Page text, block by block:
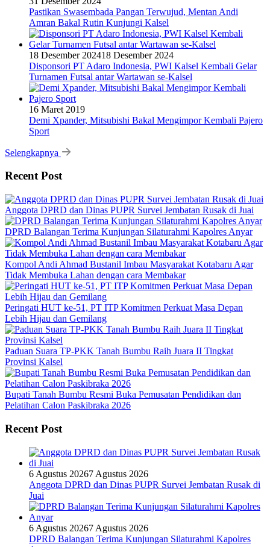
Pastikan Swasembada Pangan Terwujud, Mentan Andi
Amran Bakal Rutin Kunjungi Kalsel
18 Desember 202418 Desember 2024
Disponsori PT Adaro Indonesia, PWI Kalsel Kembali Gelar
Turnamen Futsal antar Wartawan se-Kalsel
16 Maret 2019
Demi Xpander, Mitsubishi Bakal Mengimpor Kembali Pajero
Sport
Selengkapnya
Recent Post
Anggota DPRD dan Dinas PUPR Survei Jembatan Rusak di Juai
DPRD Balangan Terima Kunjungan Silaturahmi Kapolres Anyar
Kompol Andi Ahmad Bustanil Imbau Masyarakat Kotabaru Agar
Tidak Membuka Lahan dengan cara Membakar
Peringati HUT ke-51, PT ITP Komitmen Perkuat Masa Depan
Lebih Hijau dan Gemilang
Paduan Suara TP-PKK Tanah Bumbu Raih Juara II Tingkat
Provinsi Kalsel
Bupati Tanah Bumbu Resmi Buka Pemusatan Pendidikan dan
Pelatihan Calon Paskibraka 2026
Recent Post
6 Agustus 20267 Agustus 2026
Anggota DPRD dan Dinas PUPR Survei Jembatan Rusak di
Juai
6 Agustus 20267 Agustus 2026
DPRD Balangan Terima Kunjungan Silaturahmi Kapolres